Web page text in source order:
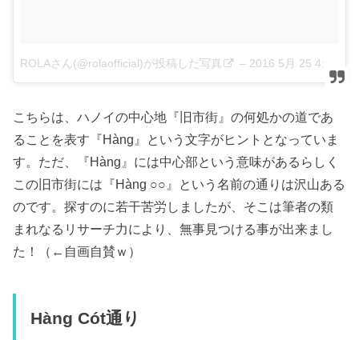
ROLAさん(@rolaofficial)が投稿した写真 – 2016 5月 25 4:20午前 PDT
こちらは、ハノイの中心地『旧市街』の何処かの道であ
ることを表す『Hàng』という文字がヒントとなっていま
す。ただ、『Hàng』には中心部という意味があるらしく
この旧市街には『Hàng ○○』という名前の通りは沢山ある
のです。探すのに若干苦労しましたが、そこは筆者の類
まれなるリサーチ力により、無事見つける事が出来まし
た！（←自画自賛ｗ）
Hàng Cót通り